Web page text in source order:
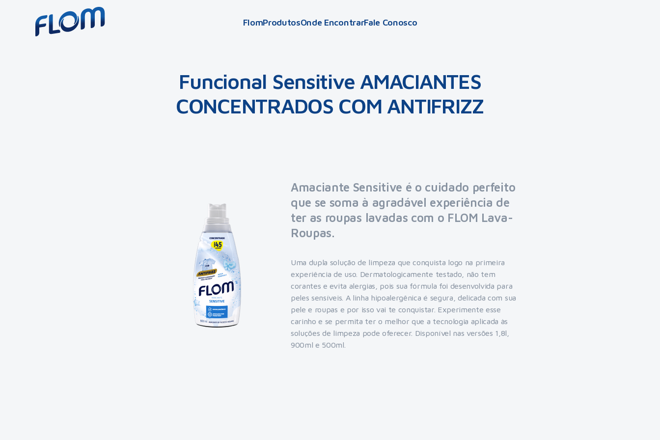
FlomProdutosOnde EncontrarFale Conosco
Funcional Sensitive AMACIANTES
CONCENTRADOS COM ANTIFRIZZ
Amaciante Sensitive é o cuidado perfeito
que se soma à agradável experiência de
ter as roupas lavadas com o FLOM Lava-
Roupas.
Uma dupla solução de limpeza que conquista logo na primeira
experiência de uso. Dermatologicamente testado, não tem
corantes e evita alergias, pois sua fórmula foi desenvolvida para
peles sensíveis. A linha hipoalergênica é segura, delicada com sua
pele e roupas e por isso vai te conquistar. Experimente esse
carinho e se permita ter o melhor que a tecnologia aplicada às
soluções de limpeza pode oferecer. Disponível nas versões 1,8l,
900ml e 500ml.